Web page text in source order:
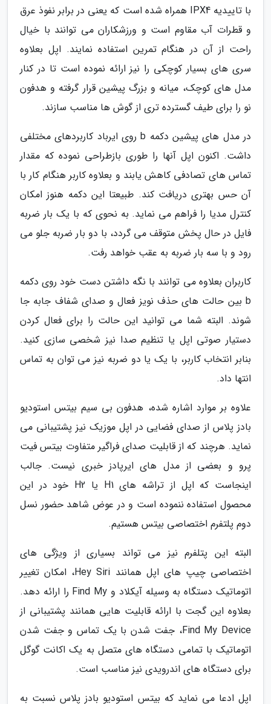
با تاییدیه IPX4 همراه شده است که یعنی در برابر نفوذ عرق
و قطرات آب مقاوم است و ورزشکاران می توانند با خیال
راحت از آن در هنگام تمرین استفاده نمایند. اپل بعلاوه
سری های بسیار کوچکی را نیز ارائه نموده است تا در کنار
مدل های کوچک، میانه و بزرگ پیشین قرار گرفته و هدفون
نو را برای طیف گسترده تری از گوش ها مناسب سازند.
در مدل های پیشین دکمه b روی ایرباد کاربردهای مختلفی
داشت. اکنون اپل آنها را طوری بازطراحی نموده که مقدار
تماس های تصادفی کاهش یابند و بعلاوه کاربر هنگام کار با
آن حس بهتری دریافت کند. طبیعتا این دکمه هنوز امکان
کنترل مدیا را فراهم می نماید. به نحوی که با یک بار ضربه
فایل در حال پخش متوقف می گردد، با دو بار ضربه جلو می
رود و با سه بار ضربه به عقب خواهد رفت.
کاربران بعلاوه می توانند با نگه داشتن دست خود روی دکمه
b بین حالت های حذف نویز فعال و صدای شفاف جابه جا
شوند. البته شما می توانید این حالت را برای فعال کردن
دستیار صوتی اپل یا تنظیم صدا نیز شخصی سازی کنید.
بنابر انتخاب کاربر، با یک یا دو ضربه نیز می توان به تماس
انتها داد.
علاوه بر موارد اشاره شده، هدفون بی سیم بیتس استودیو
بادز پلاس از صدای فضایی در اپل موزیک نیز پشتیبانی می
نماید. هرچند که از قابلیت صدای فراگیر متفاوت بیتس فیت
پرو و بعضی از مدل های ایرپادز خبری نیست. جالب
اینجاست که اپل از تراشه های H1 یا H2 خود در این
محصول استفاده ننموده است و در عوض شاهد حضور نسل
دوم پلتفرم اختصاصی بیتس هستیم.
البته این پتلفرم نیز می تواند بسیاری از ویژگی های
اختصاصی چیپ های اپل همانند Hey Siri، امکان تغییر
اتوماتیک دستگاه به وسیله آیکلاد و Find My را ارائه دهد.
بعلاوه این گجت با ارائه قابلیت هایی همانند پشتیبانی از
Find My Device، جفت شدن با یک تماس و جفت شدن
اتوماتیک با تمامی دستگاه های متصل به یک اکانت گوگل
برای دستگاه های اندرویدی نیز مناسب است.
اپل ادعا می نماید که بیتس استودیو بادز پلاس نسبت به